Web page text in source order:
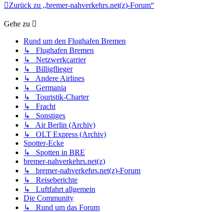
Zurück zu „bremer-nahverkehrs.net(z)-Forum“
Gehe zu
Rund um den Flughafen Bremen
↳ Flughafen Bremen
↳ Netzwerkcarrier
↳ Billigflieger
↳ Andere Airlines
↳ Germania
↳ Touristik-Charter
↳ Fracht
↳ Sonstiges
↳ Air Berlin (Archiv)
↳ OLT Express (Archiv)
Spotter-Ecke
↳ Spotten in BRE
bremer-nahverkehrs.net(z)
↳ bremer-nahverkehrs.net(z)-Forum
↳ Reiseberichte
↳ Luftfahrt allgemein
Die Community
↳ Rund um das Forum